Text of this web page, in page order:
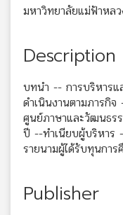
มหาวิทยาลัยแม่ฟ้าหล
Description
บทนำ -- การบริหารแ
ดำเนินงานตามภารกิ
ศูนย์ภาษาและวัฒนธร
ปี --ทำเนียบผู้บริหาร
รายนามผู้ได้รับทุนการ
Publisher